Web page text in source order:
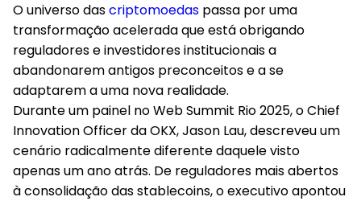
O universo dascriptomoedas passa por uma
transformação acelerada que está obrigando
reguladores e investidores institucionais a
abandonarem antigos preconceitos e a se
adaptarem a uma nova realidade.
Durante um painel no Web Summit Rio 2025, o Chief
Innovation Officer da OKX, Jason Lau, descreveu um
cenário radicalmente diferente daquele visto
apenas um ano atrás. De reguladores mais abertos
à consolidação das stablecoins, o executivo apontou